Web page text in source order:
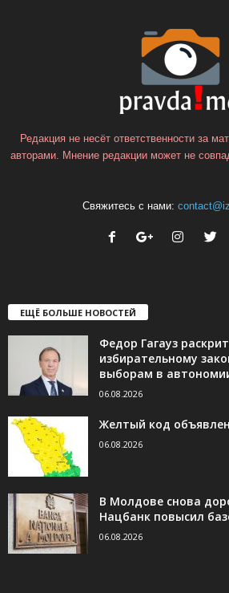
Редакция не несёт ответственности за
авторами. Мнение редакции может не
Свяжитесь с нами:
ЕЩЁ БОЛЬШЕ НОВОСТЕЙ
Федор Гагауз
избирательному
выборам в
06.08.2026
Желтый код
06.08.2026
В Молдове снова
Нацбанк повысил
06.08.2026